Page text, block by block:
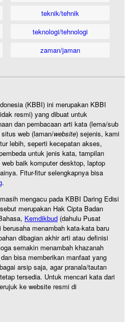
teknik/tehnik
teknologi/tehnologi
zaman/jaman
(KBBI) ini merupakan KBBI
resmi) yang dibuat untuk
dan pembacaan arti kata (lema/sub
web (laman/website) sejenis, kami
lebih, seperti kecepatan akses,
untuk jenis kata, tampilan
baik komputer desktop, laptop
Fitur-fitur selengkapnya bisa
.
mengacu pada KBBI Daring Edisi
merupakan Hak Cipta Badan
Kemdikbud (dahulu Pusat
menambah kata-kata baru
dibagian akhir arti atau definisi
semakin menambah khazanah
bisa memberikan manfaat yang
arsip saja, agar pranala/tautan
tersedia. Untuk mencari kata dari
ke website resmi di